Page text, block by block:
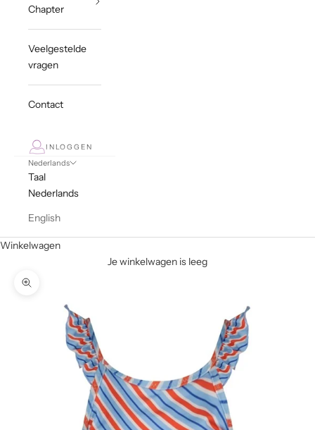
Chapter
Veelgestelde
vragen
Contact
INLOGGEN
Nederlands
Taal
Nederlands
English
Winkelwagen
Je winkelwagen is leeg
In-/uitzoomen